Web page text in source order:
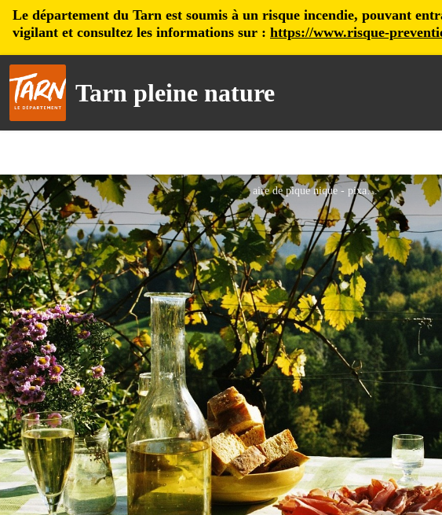
Le département du Tarn est soumis à un risque incendie, pouvant
vigilant et consultez les informations sur : https://www.risque-
Tarn pleine nature
aire de pique nique - pixabay